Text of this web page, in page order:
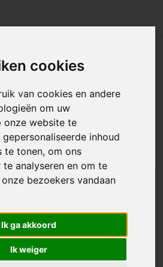
cookies
van cookies en andere
om uw
onze website te
inhoud
te tonen, om ons
analyseren en om te
bezoekers vandaan
Ik ga akkoord
Ik weiger
dit zoekertje niet
online.
ons aanbod te koop
u graag zoeken
aan en we houden u op
van passend aanbod.